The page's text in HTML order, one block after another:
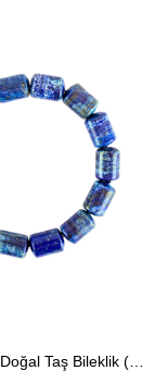
Lapis Lazuli Doğal Taş Bileklik (10mm Boru Kesim)